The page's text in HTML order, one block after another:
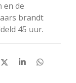
en de
brandt
45 uur.
D
S
D